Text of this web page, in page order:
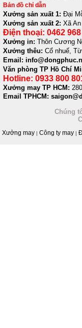
Bản đồ chỉ dẫn
Xưởng sản xuất 1: Đại
Xưởng sản xuất 2: Xã
Điện thoại: 0462
Xưởng in: Thôn Cương
Xưởng thêu: Cổ nhuế,
Email:
Văn phòng TP Hồ Chí
Hotline: 0933 800
Xưởng may TP HCM:
Email TPHCM:
Chúng
Xưởng may | Công ty may |